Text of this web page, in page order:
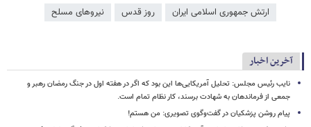
ارتش جمهوری اسلامی ایران روز قدس نیروهای مسلح
آخرین اخبار
نایب رئیس مجلس: تحلیل آمریکایی‌ها این بود که اگر در هفته اول در جنگ رمضان رهبر و
جمعی از فرماندهان به شهادت برسند، کار نظام تمام است.
پیام روشن پزشکیان در گفت‌وگوی تصویری: من هستم!